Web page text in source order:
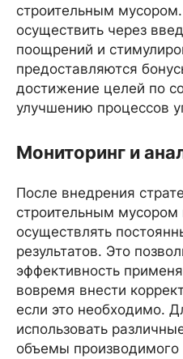
строительным
осуществить через
поощрений и
предоставляются
достижение целей по
улучшению процессов
Мониторинг и
После внедрения
строительным
осуществлять
результатов. Это
эффективность
вовремя внести
если это необходимо.
использовать
объемы производимого